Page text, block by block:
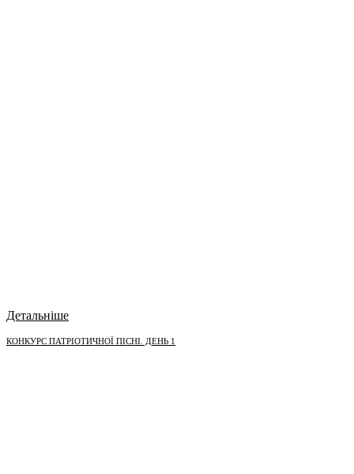
Детальніше
КОНКУРС ПАТРІОТИЧНОЇ ПІСНІ. ДЕНЬ 1